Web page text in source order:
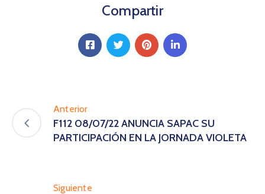
Compartir
Anterior
F112 08/07/22 ANUNCIA SAPAC SU
PARTICIPACIÓN EN LA JORNADA VIOLETA
Siguiente